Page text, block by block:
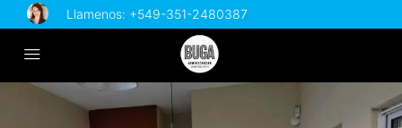
Llamenos: +549-351-2480387